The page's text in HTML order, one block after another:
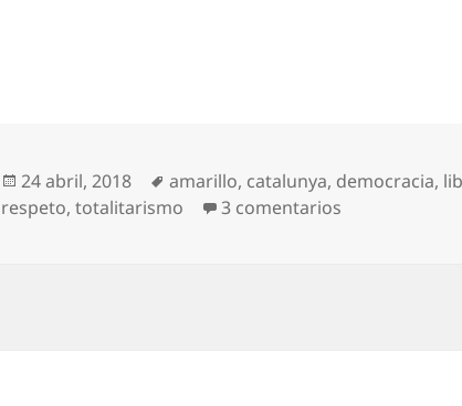
Publicado
el
24 abril, 2018 Etiquetas
amarillo, catalunya, democracia,
respeto,totalitarismo 3 comentarios